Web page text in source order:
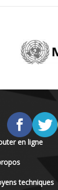
en ligne
techniques